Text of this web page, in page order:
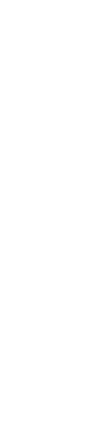
Event
Event
Event